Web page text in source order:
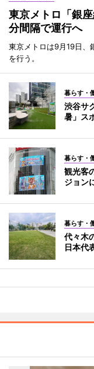
東京メトロ「銀
分間隔で運行へ
東京メトロは9月19日、
を行う。
暮らす・
渋谷サ
暑」ス
暮らす・
観光客
ジョン
暮らす・
代々木
日本代